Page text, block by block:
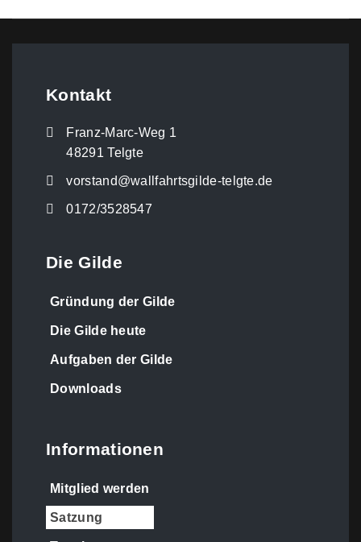
Kontakt
Franz-Marc-Weg 1
48291 Telgte
vorstand@wallfahrtsgilde-telgte.de
0172/3528547
Die Gilde
Gründung der Gilde
Die Gilde heute
Aufgaben der Gilde
Downloads
Informationen
Mitglied werden
Satzung